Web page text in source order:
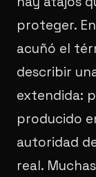
proteger.
acuñó el
describir
extendida:
producido
autoridad
real.